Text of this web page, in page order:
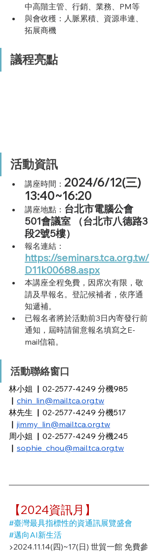
中高階主管、行銷、業務、PM等
與會收穫：人脈累積、資源串連、
拓展商機
議程亮點
活動資訊
講座時間： 2024/6/12(三)
13:40~16:20
講座地點： 台北市電腦公會
501會議室 （台北市八德路3
段2號5樓）
報名連結：
https://seminars.tca.org.tw/
D11k00688.aspx
本講座全程免費，因席次有限，敬
請及早報名。登記候補者，依序通
知遞補。
已報名者將於活動前3日內寄發行前
通知，屆時請留意報名填寫之E-
mail信箱。
活動聯絡窗口
林小姐 ▏02-2577-4249 分機985
▏ chin_lin@mail.tca.org.tw
林先生 ▏02-2577-4249 分機517
▏ jimmy_lin@mail.tca.org.tw
周小姐 ▏02-2577-4249 分機245
▏ sophie_chou@mail.tca.org.tw
【2024資訊月】
#臺灣最具指標性的資通訊展覽盛會
#邁向AI新生活
▶2024.11.14(四)~17(日) 世貿一館 免費參